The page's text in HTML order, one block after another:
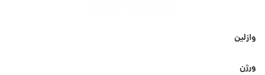
وازلین
ورژن